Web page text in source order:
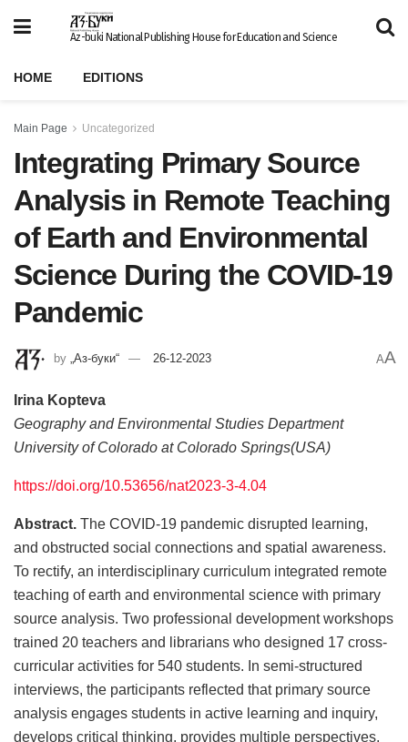
Az-buki National Publishing House for Education and Science
HOME EDITIONS
Main Page Uncategorized
Integrating Primary Source
Analysis in Remote Teaching
of Earth and Environmental
Science During the COVID-19
Pandemic
by „Аз-буки“ 26-12-2023 AA
Irina Kopteva
Geography and Environmental Studies Department
University of Colorado at Colorado Springs(USA)
https://doi.org/10.53656/nat2023-3-4.04
Abstract. The COVID-19 pandemic disrupted learning,
and obstructed social connections and spatial awareness.
To rectify, an interdisciplinary curriculum integrated remote
teaching of earth and environmental science with primary
source analysis. Two professional development workshops
trained 20 teachers and librarians who designed 17 cross-
curricular activities for 540 students. In semi-structured
interviews, the participants reflected that primary source
analysis engages students in active learning and inquiry,
develops critical thinking, provides multiple perspectives,